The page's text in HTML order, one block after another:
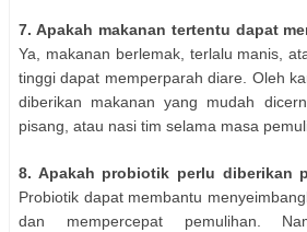
7. Apakah makanan tertentu dapat
Ya, makanan berlemak, terlalu manis,
tinggi dapat memperparah diare. Oleh
diberikan makanan yang mudah
pisang, atau nasi tim selama masa
8. Apakah probiotik perlu diberikan
Probiotik dapat membantu
dan mempercepat pemulihan.